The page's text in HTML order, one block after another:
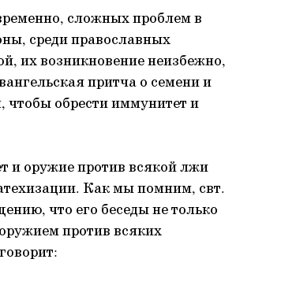
сложных проблем в
среди православных
их возникновение неизбежно,
притча о семени и
чтобы обрести иммунитет и
и оружие против всякой лжи
Как мы помним, свт.
что его беседы не только
против всяких